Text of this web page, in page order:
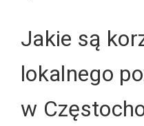
Jakie są
lokalnego
w